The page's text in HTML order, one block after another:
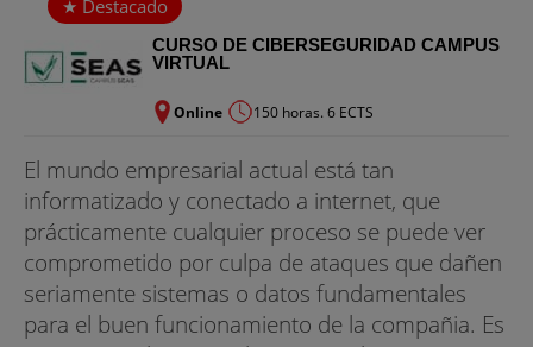
CURSO DE CIBERSEGURIDAD CAMPUS
VIRTUAL
Online 150 horas. 6 ECTS
El mundo empresarial actual está tan
informatizado y conectado a internet, que
prácticamente cualquier proceso se puede ver
comprometido por culpa de ataques que dañen
seriamente sistemas o datos fundamentales
para el buen funcionamiento de la compañia. Es